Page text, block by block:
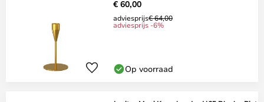
€ 60,00
adviesprijs€ 64,00
adviesprijs -6%
Op voorraad